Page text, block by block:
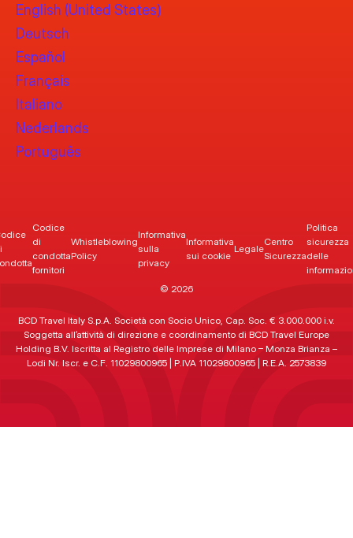
English (United States)
Deutsch
Español
Français
Italiano
Nederlands
Português
© 2026
Codice
di
condotta
fornitori
Whistleblowing
Policy
Informativa
sulla
privacy
Informativa
sui cookie
Legale
Centro
Sicurezza
Politica
sicurezza
delle
BCD Travel Italy S.p.A. Società con Socio Unico, Cap. Soc. € 3.000.000 i.v.
Soggetta all’attività di direzione e coordinamento di BCD Travel Europe
Holding B.V. Iscritta al Registro delle Imprese di Milano – Monza Brianza –
Lodi Nr. Iscr. e C.F. 11029800965 | P.IVA 11029800965 | R.E.A. 2573839